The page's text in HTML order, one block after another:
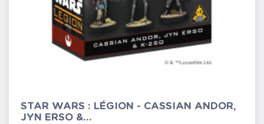
STAR WARS : LÉGION - CASSIAN ANDOR,
JYN ERSO &...